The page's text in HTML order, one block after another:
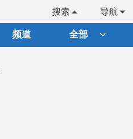
导航
搜索
频道 全部